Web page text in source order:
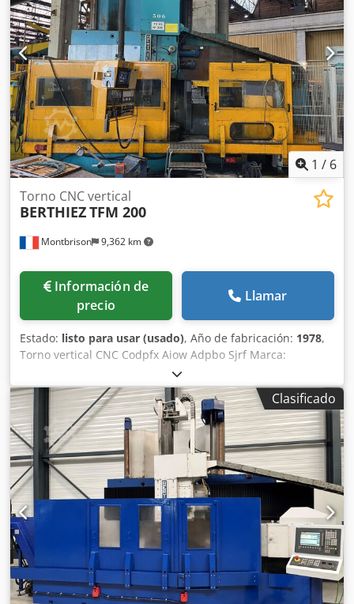
Serf Sección del carro: 240 x 240 mm Potencia del motor
del husillo: 55 kW Velocidad de rotación del husillo: 200
RPM Diámetro del plato: 2000 mm – 4 conos Morse
independientes Peso máximo admitido: 12 toneladas
Número de gamas: 2 Cambio de herramientas: 12
posiciones Travesaño móvil MÁQUINA USADA
1 / 6
Montbrison 9,362 km
Torno CNC vertical
BERTHIEZTFM 200
Información de
precio
Llamar
Estado: listo para usar (usado), Año de fabricación: 1978,
Torno vertical CNC Codpfx Aiow Adpbo Sjrf Marca:
BERTHIEZ Modelo: TFM 200 Año: 1978/1995 CNC: NUM
1062T / SOMAB PL+S3 (Aprendizaje, ISO y Conversacional)
Especificaciones: Diámetro de la mesa: 2.000 mm Paso
máximo: 2.300 mm Altura mecanizable: 2.000 mm Carga
máxima en la mesa: 20 T Velocidades de giro de la mesa:
1,6 a 200 rpm Potencia del motor de la mesa: 55 kW
Sección del ramal: 200 x 200 mm Altura estándar de la
mesa al suelo: 731 mm Recorrido vertical de la traviesa:
1.300 mm Velocidad de desplazamiento de la traviesa: 400
mm/min Recorrido vertical del ramal: 1.600 mm Recorrido
del carro a la derecha del eje de la mesa: 1.280 mm
Recorrido del carro a la izquierda del eje de la mesa: 400
mm Rango continuo de avances: 0,05 a 24 mm/vuelta En
CNC: 0,2 a 360 mm/min Rápidos: 6.000 mm/min Equipado
Clasificado